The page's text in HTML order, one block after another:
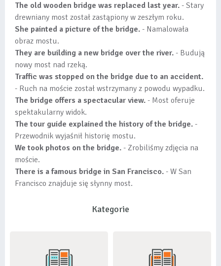
The old wooden bridge was replaced last year. - Stary
drewniany most został zastąpiony w zeszłym roku.
She painted a picture of the bridge. - Namalowała
obraz mostu.
They are building a new bridge over the river. - Budują
nowy most nad rzeką.
Traffic was stopped on the bridge due to an accident.
- Ruch na moście został wstrzymany z powodu wypadku.
The bridge offers a spectacular view. - Most oferuje
spektakularny widok.
The tour guide explained the history of the bridge. -
Przewodnik wyjaśnił historię mostu.
We took photos on the bridge. - Zrobiliśmy zdjęcia na
moście.
There is a famous bridge in San Francisco. - W San
Francisco znajduje się słynny most.
Kategorie